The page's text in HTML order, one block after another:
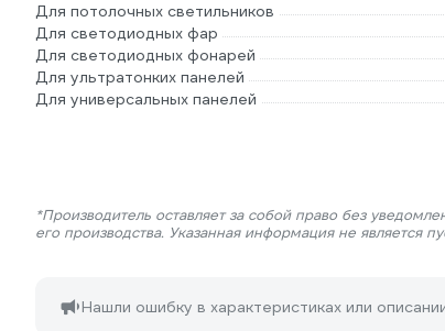
Для потолочных светильников
Для светодиодных фар
Для светодиодных фонарей
Для ультратонких панелей
Для универсальных панелей
*Производитель оставляет за собой право без
его производства. Указанная информация не является
Нашли ошибку в характеристиках или